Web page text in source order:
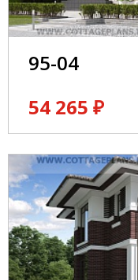
95-04
54 265 ₽